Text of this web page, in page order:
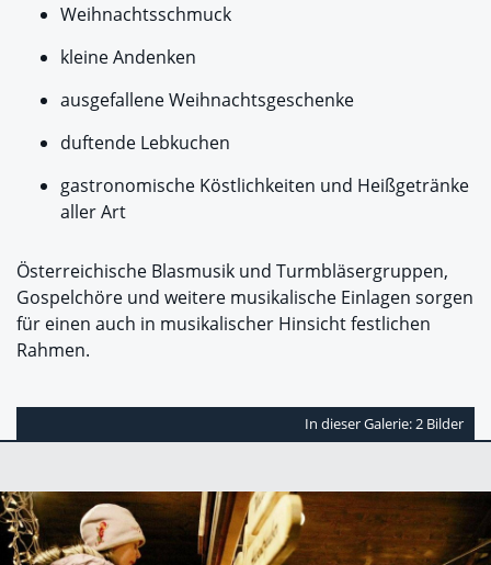
Weihnachtsschmuck
kleine Andenken
ausgefallene Weihnachtsgeschenke
duftende Lebkuchen
gastronomische Köstlichkeiten und Heißgetränke
aller Art
Österreichische Blasmusik und Turmbläsergruppen,
Gospelchöre und weitere musikalische Einlagen sorgen
für einen auch in musikalischer Hinsicht festlichen
Rahmen.
In dieser Galerie: 2 Bilder